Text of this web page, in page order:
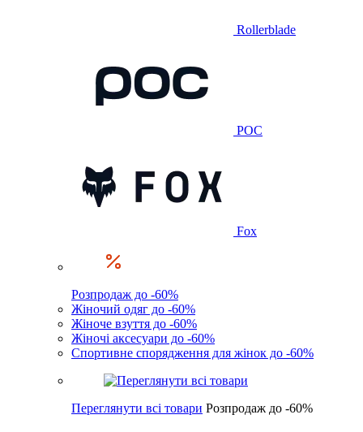
Rollerblade
POC
Fox
Розпродаж до -60%
Жіночий одяг до -60%
Жіноче взуття до -60%
Жіночі аксесуари до -60%
Спортивне спорядження для жінок до -60%
Переглянути всі товари Розпродаж до -60%